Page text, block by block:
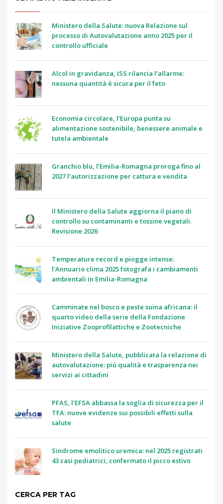
Ministero della Salute: nuova Relazione sul
processo di Autovalutazione anno 2025 per il
controllo ufficiale
Alcol in gravidanza, ISS rilancia l’allarme:
nessuna quantità è sicura per il feto
Economia circolare, l’Europa punta su
alimentazione sostenibile, benessere animale e
tutela ambientale
Granchio blu, l’Emilia-Romagna proroga fino al
2027 l’autorizzazione per cattura e vendita
Il Ministero della Salute aggiorna il piano di
controllo su contaminanti e tossine vegetali.
Revisione 2026
Temperature record e piogge intense:
l’Annuario clima 2025 fotografa i cambiamenti
ambientali in Emilia-Romagna
Camminate nel bosco e peste suina africana: il
quarto video della serie della Fondazione
Iniziative Zooprofilattiche e Zootecniche
Ministero della Salute, pubblicata la relazione di
autovalutazione: più qualità e trasparenza nei
servizi ai cittadini
PFAS, l’EFSA abbassa la soglia di sicurezza per il
TFA: nuove evidenze sui possibili effetti sulla
salute
Sindrome emolitico uremica: nel 2025 registrati
43 casi pediatrici, confermato il picco estivo
CERCA PER TAG